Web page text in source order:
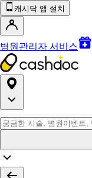
캐시닥 앱 설치
병원관리자 서비스